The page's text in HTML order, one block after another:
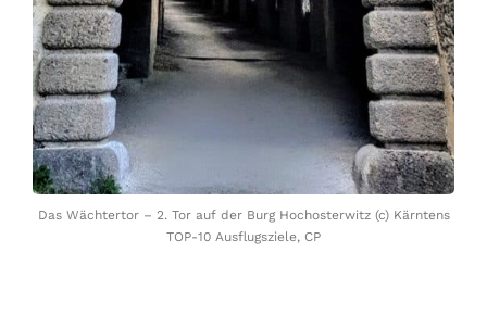
Das Wächtertor – 2. Tor auf der Burg Hochosterwitz (c) Kärntens
TOP-10 Ausflugsziele, CP